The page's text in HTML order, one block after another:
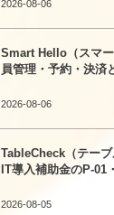
2026-08-06
Smart Hello（スマ
員管理・予約・決済
2026-08-06
TableCheck（テーブ
IT導入補助金のP-01
2026-08-05